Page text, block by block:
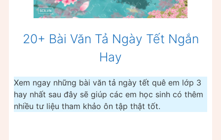
20+ Bài Văn Tả Ngày Tết Ngắn
Hay
Xem ngay những bài văn tả ngày tết quê em lớp 3
hay nhất sau đây sẽ giúp các em học sinh có thêm
nhiều tư liệu tham khảo ôn tập thật tốt.